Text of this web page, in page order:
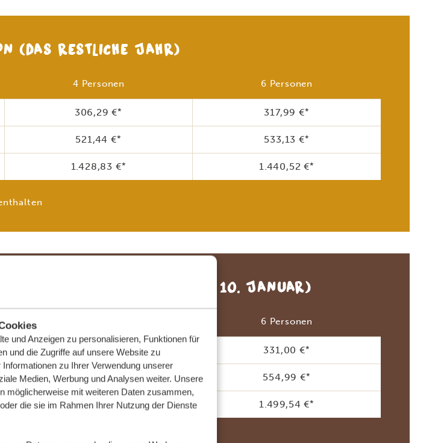
und Anzeigen zu personalisieren, Funktionen für
und die Zugriffe auf unsere Website zu
zu Ihrer Verwendung unserer
Medien, Werbung und Analysen weiter. Unsere
möglicherweise mit weiteren Daten zusammen,
die sie im Rahmen Ihrer Nutzung der Dienste
(DAS RESTLICHE JAHR)
4 Personen 6 Personen
306,29 €* 317,99 €*
521,44 €* 533,13 €*
1.428,83 €* 1.440,52 €*
+ 20. DEZEMBER - 10. JANUAR)
6 Personen
318,83 €* 331,00 €*
542,82 €* 554,99 €*
1.487,37 €* 1.499,54 €*